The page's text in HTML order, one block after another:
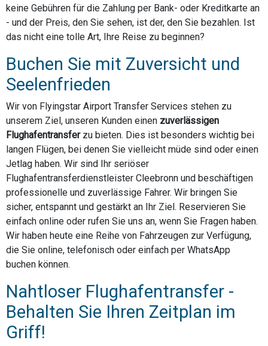
keine Gebühren für die Zahlung per Bank- oder Kreditkarte an
- und der Preis, den Sie sehen, ist der, den Sie bezahlen. Ist
das nicht eine tolle Art, Ihre Reise zu beginnen?
Buchen Sie mit Zuversicht und
Seelenfrieden
Wir von Flyingstar Airport Transfer Services stehen zu
unserem Ziel, unseren Kunden einen zuverlässigen
Flughafentransferzu bieten. Dies ist besonders wichtig bei
langen Flügen, bei denen Sie vielleicht müde sind oder einen
Jetlag haben. Wir sind Ihr seriöser
Flughafentransferdienstleister Cleebronn und beschäftigen
professionelle und zuverlässige Fahrer. Wir bringen Sie
sicher, entspannt und gestärkt an Ihr Ziel. Reservieren Sie
einfach online oder rufen Sie uns an, wenn Sie Fragen haben.
Wir haben heute eine Reihe von Fahrzeugen zur Verfügung,
die Sie online, telefonisch oder einfach per WhatsApp
buchen können.
Nahtloser Flughafentransfer -
Behalten Sie Ihren Zeitplan im
Griff!